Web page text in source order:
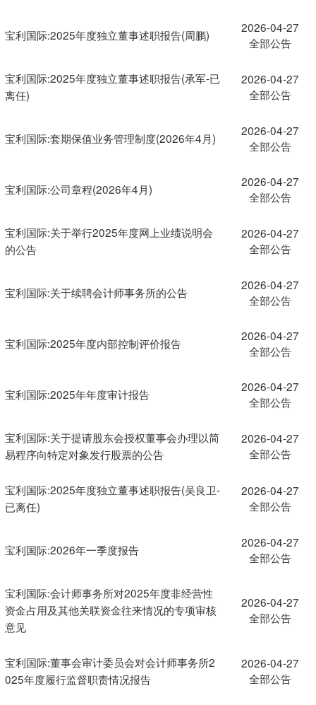
宝利国际:2025年度独立董事述职报告(周鹏)
2026-04-27
全部公告
宝利国际:2025年度独立董事述职报告(承军-已
离任)
2026-04-27
全部公告
宝利国际:套期保值业务管理制度(2026年4月)
2026-04-27
全部公告
宝利国际:公司章程(2026年4月)
2026-04-27
全部公告
宝利国际:关于举行2025年度网上业绩说明会
的公告
2026-04-27
全部公告
宝利国际:关于续聘会计师事务所的公告
2026-04-27
全部公告
宝利国际:2025年度内部控制评价报告
2026-04-27
全部公告
宝利国际:2025年年度审计报告
2026-04-27
全部公告
宝利国际:关于提请股东会授权董事会办理以简
易程序向特定对象发行股票的公告
2026-04-27
全部公告
宝利国际:2025年度独立董事述职报告(吴良卫-
已离任)
2026-04-27
全部公告
宝利国际:2026年一季度报告
2026-04-27
全部公告
宝利国际:会计师事务所对2025年度非经营性
资金占用及其他关联资金往来情况的专项审核
意见
2026-04-27
全部公告
宝利国际:董事会审计委员会对会计师事务所2
025年度履行监督职责情况报告
2026-04-27
全部公告